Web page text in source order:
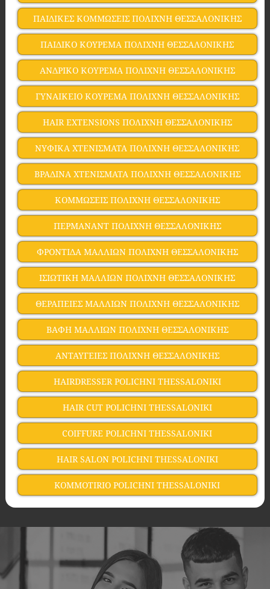
ΠΑΙΔΙΚΕΣ ΚΟΜΜΩΣΕΙΣ ΠΟΛΙΧΝΗ ΘΕΣΣΑΛΟΝΙΚΗΣ
ΠΑΙΔΙΚΟ ΚΟΥΡΕΜΑ ΠΟΛΙΧΝΗ ΘΕΣΣΑΛΟΝΙΚΗΣ
ΑΝΔΡΙΚΟ ΚΟΥΡΕΜΑ ΠΟΛΙΧΝΗ ΘΕΣΣΑΛΟΝΙΚΗΣ
ΓΥΝΑΙΚΕΙΟ ΚΟΥΡΕΜΑ ΠΟΛΙΧΝΗ ΘΕΣΣΑΛΟΝΙΚΗΣ
HAIR EXTENSIONS ΠΟΛΙΧΝΗ ΘΕΣΣΑΛΟΝΙΚΗΣ
ΝΥΦΙΚΑ ΧΤΕΝΙΣΜΑΤΑ ΠΟΛΙΧΝΗ ΘΕΣΣΑΛΟΝΙΚΗΣ
ΒΡΑΔΙΝΑ ΧΤΕΝΙΣΜΑΤΑ ΠΟΛΙΧΝΗ ΘΕΣΣΑΛΟΝΙΚΗΣ
ΚΟΜΜΩΣΕΙΣ ΠΟΛΙΧΝΗ ΘΕΣΣΑΛΟΝΙΚΗΣ
ΠΕΡΜΑΝΑΝΤ ΠΟΛΙΧΝΗ ΘΕΣΣΑΛΟΝΙΚΗΣ
ΦΡΟΝΤΙΔΑ ΜΑΛΛΙΩΝ ΠΟΛΙΧΝΗ ΘΕΣΣΑΛΟΝΙΚΗΣ
ΙΣΙΩΤΙΚΗ ΜΑΛΛΙΩΝ ΠΟΛΙΧΝΗ ΘΕΣΣΑΛΟΝΙΚΗΣ
ΘΕΡΑΠΕΙΕΣ ΜΑΛΛΙΩΝ ΠΟΛΙΧΝΗ ΘΕΣΣΑΛΟΝΙΚΗΣ
ΒΑΦΗ ΜΑΛΛΙΩΝ ΠΟΛΙΧΝΗ ΘΕΣΣΑΛΟΝΙΚΗΣ
ΑΝΤΑΥΓΕΙΕΣ ΠΟΛΙΧΝΗ ΘΕΣΣΑΛΟΝΙΚΗΣ
HAIRDRESSER POLICHNI THESSALONIKI
HAIR CUT POLICHNI THESSALONIKI
COIFFURE POLICHNI THESSALONIKI
HAIR SALON POLICHNI THESSALONIKI
KOMMOTIRIO POLICHNI THESSALONIKI